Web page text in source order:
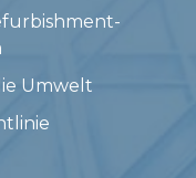
Umwelt